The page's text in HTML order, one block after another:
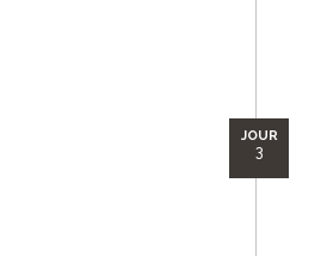
JOUR
3